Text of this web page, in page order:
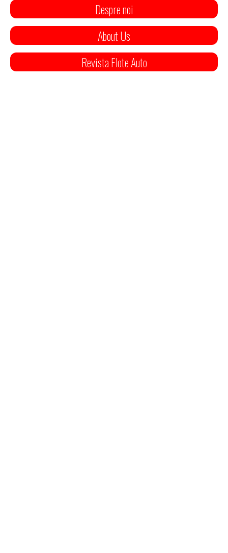
Despre noi
About Us
Revista Flote Auto